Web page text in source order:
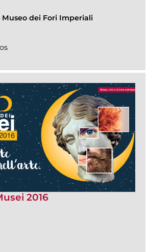
dei Fori Imperiali
2016